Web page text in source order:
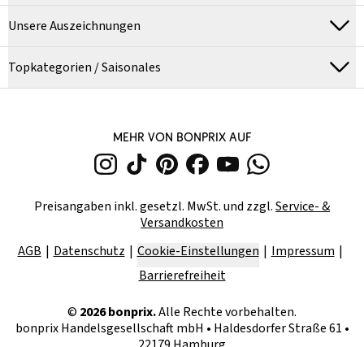
Unsere Auszeichnungen
Topkategorien / Saisonales
MEHR VON BONPRIX AUF
Preisangaben inkl. gesetzl. MwSt. und zzgl.Service- &
Versandkosten
AGB
Datenschutz Cookie-Einstellungen
Impressum
Barrierefreiheit
© 2026bonprix.Alle Rechte vorbehalten.
bonprix Handelsgesellschaft mbH • Haldesdorfer Straße 61 •